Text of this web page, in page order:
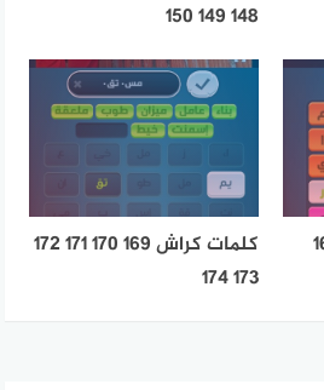
148 149 150
165
كلمات كراش 169 170 171 172
173 174